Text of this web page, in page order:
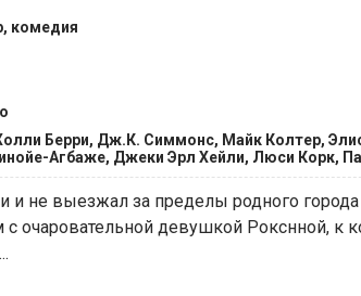
комедия
Берри, Дж.К. Симмонс, Майк Колтер,
Агбаже, Джеки Эрл Хейли, Люси Корк,
не выезжал за пределы родного города
очаровательной девушкой Рокснной, к